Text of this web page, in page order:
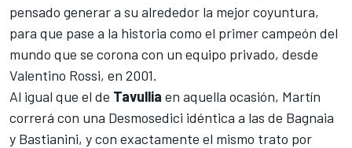
pensado generar a su alrededor la mejor coyuntura,
para que pase a la historia como el primer campeón del
mundo que se corona con un equipo privado, desde
Valentino Rossi, en 2001.
Al igual que el de Tavullia en aquella ocasión, Martín
correrá con una Desmosedici idéntica a las de Bagnaia
y Bastianini, y con exactamente el mismo trato por